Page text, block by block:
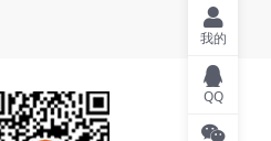
我的
QQ